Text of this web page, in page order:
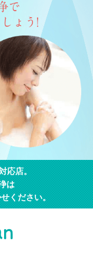
で
ょう!
応店。
は
ください。